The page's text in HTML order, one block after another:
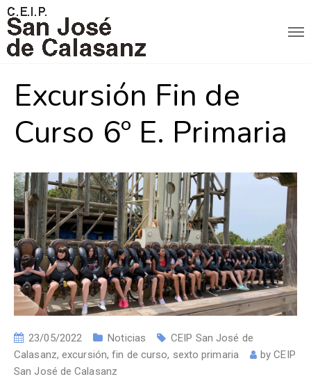
Excursión Fin de
Curso 6º E. Primaria
23/05/2022 Noticias
CEIP San José de
Calasanz,excursión,fin de curso, sexto primaria byCEIP
San José de Calasanz